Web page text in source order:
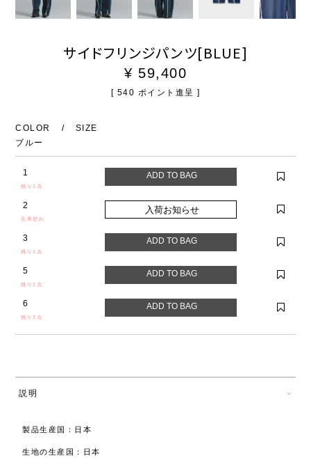
サイドフリンジパンツ[BLUE]
¥ 59,400
[ 540 ポイント進呈 ]
COLOR
SIZE
ブルー
1
残り1点
2
在庫切れ
3
残り1点
5
残り1点
6
残り2点
説明
製品生産国：日本
生地の生産国：日本